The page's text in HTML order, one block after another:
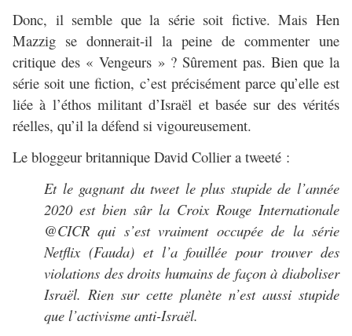
Donc, il semble que la série soit fictive. Mais Hen
Mazzig se donnerait-il la peine de commenter une
critique des « Vengeurs » ? Sûrement pas. Bien que la
série soit une fiction, c’est précisément parce qu’elle est
liée à l’éthos militant d’Israël et basée sur des vérités
réelles, qu’il la défend si vigoureusement.
Le bloggeur britannique David Collier a tweeté :
Et le gagnant du tweet le plus stupide de l’année
2020 est bien sûr la Croix Rouge Internationale
@CICR qui s’est vraiment occupée de la série
Netflix (Fauda) et l’a fouillée pour trouver des
violations des droits humains de façon à diaboliser
Israël. Rien sur cette planète n’est aussi stupide
que l’activisme anti-Israël.